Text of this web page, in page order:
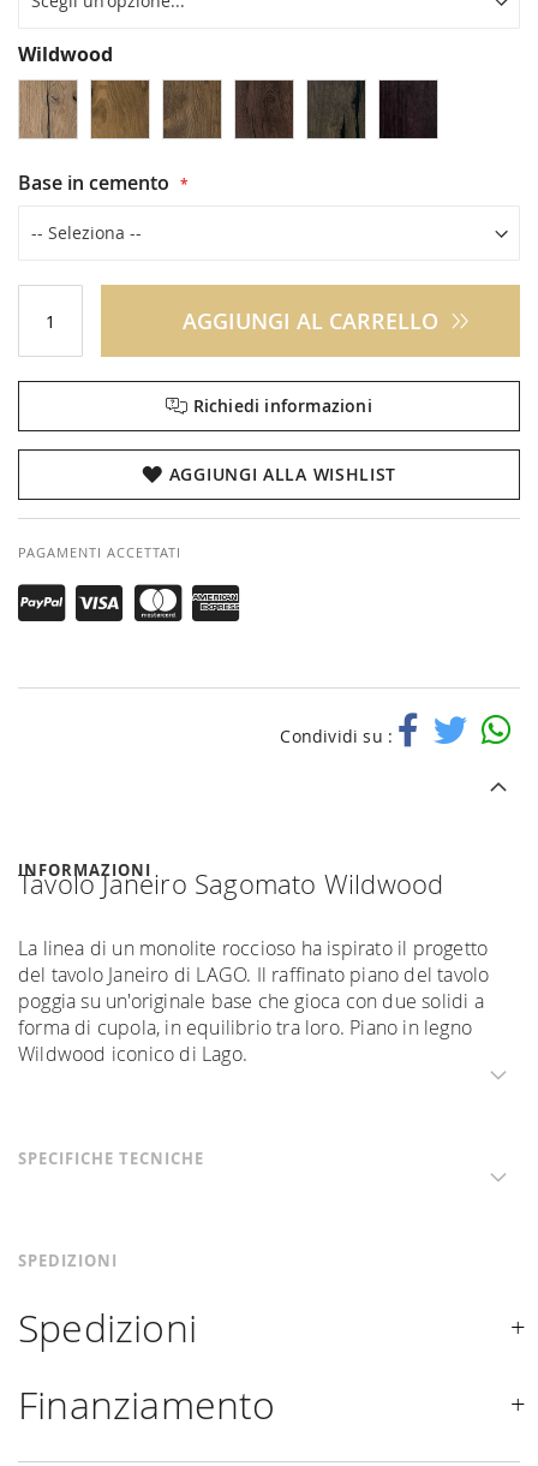
Wildwood
Base in cemento
AGGIUNGI AL CARRELLO
Richiedi informazioni
AGGIUNGI ALLA WISHLIST
PAGAMENTI ACCETTATI
Condividi su :
INFORMAZIONI
Tavolo Janeiro Sagomato Wildwood
La linea di un monolite roccioso ha ispirato il progetto
del tavolo Janeiro di LAGO. Il raffinato piano del tavolo
poggia su un'originale base che gioca con due solidi a
forma di cupola, in equilibrio tra loro. Piano in legno
Wildwood iconico di Lago.
SPECIFICHE TECNICHE
SPEDIZIONI
Spedizioni
Forniture Europaègratuita in Italia
, invece è previsto
Finanziamento